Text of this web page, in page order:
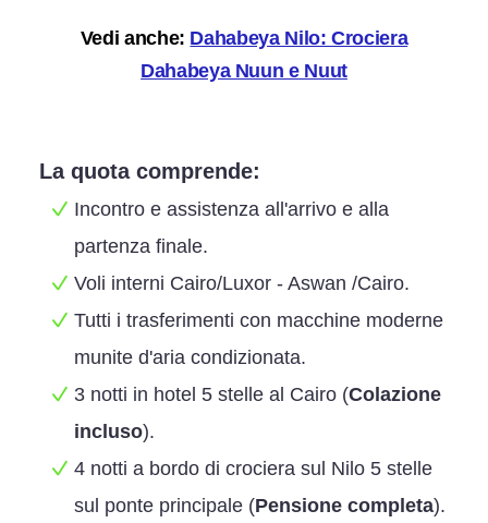
Vedi anche: Dahabeya Nilo: Crociera
Dahabeya Nuun e Nuut
La quota comprende:
Incontro e assistenza all'arrivo e alla
partenza finale.
Voli interni Cairo/Luxor - Aswan /Cairo.
Tutti i trasferimenti con macchine moderne
munite d'aria condizionata.
3 notti in hotel 5 stelle al Cairo (Colazione
incluso).
4 notti a bordo di crociera sul Nilo 5 stelle
sul ponte principale (Pensione completa).